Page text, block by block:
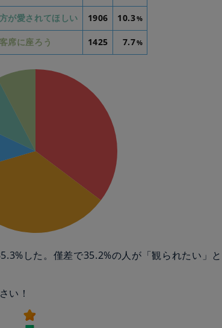
が愛されてほしい 1906 10.3%
席に座ろう 1425 7.7%
した。僅差で35.2%の人が「観られたい」と
い！